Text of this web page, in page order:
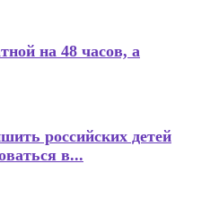
на 48 часов, а
российских детей
в...